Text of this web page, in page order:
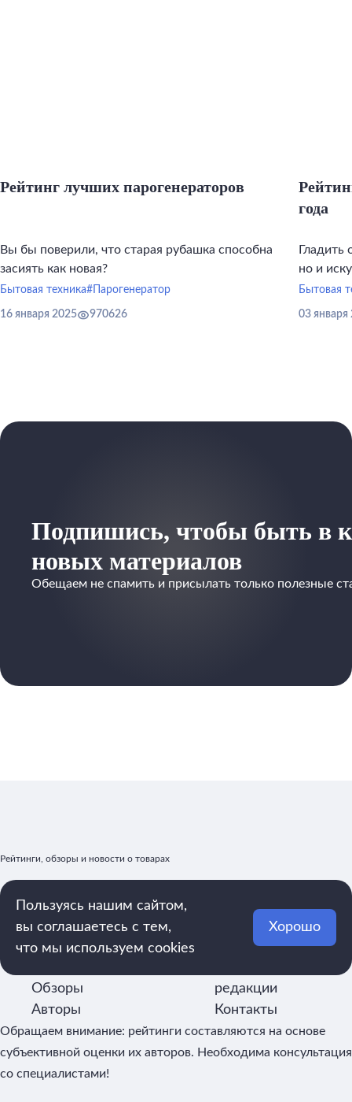
Рейтинг лучших парогенераторов
Вы бы поверили, что старая рубашка способна
засиять как новая?
Бытовая техника#Парогенератор
16 января 2025 970626
года
Гладить
но и
Бытовая
03 января
Подпишись, чтобы быть в
новых материалов
Обещаем не спамить и присылать только полезные
Рейтинги, обзоры и новости о товарах
mega.rating@yandex.ru
Рейтинги
Обзоры
Авторы
Реклама
редакции
Контакты
Обращаем внимание: рейтинги составляются на основе
субъективной оценки их авторов. Необходима консультация
со специалистами!
Пользуясь нашим сайтом,
вы соглашаетесь с тем,
что мы используем cookies
Хорошо